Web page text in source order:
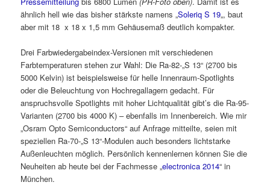
ähnlich hell wie das bisher stärkste namens „Soleriq S 19„, baut
aber mit 18 x 18 x 1,5 mm Gehäusemaß deutlich kompakter.
Drei Farbwiedergabeindex-Versionen mit verschiedenen
Farbtemperaturen stehen zur Wahl: Die Ra-82-„S 13“ (2700 bis
5000 Kelvin) ist beispielsweise für helle Innenraum-Spotlights
oder die Beleuchtung von Hochregallagern gedacht. Für
anspruchsvolle Spotlights mit hoher Lichtqualität gibt’s die Ra-95-
Varianten (2700 bis 4000 K) – ebenfalls im Innenbereich. Wie mir
„Osram Opto Semiconductors“ auf Anfrage mitteilte, seien mit
speziellen Ra-70-„S 13“-Modulen auch besonders lichtstarke
Außenleuchten möglich. Persönlich kennenlernen können Sie die
Neuheiten ab heute bei der Fachmesse „electronica 2014“ in
München.